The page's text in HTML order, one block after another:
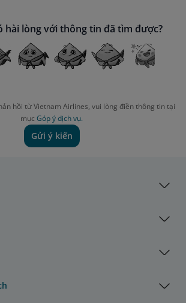
hài lòng với thông tin đã tìm được?
hồi từ Vietnam Airlines, vui lòng điền thông tin tại
mục Góp ý dịch vụ.
Gửi ý kiến